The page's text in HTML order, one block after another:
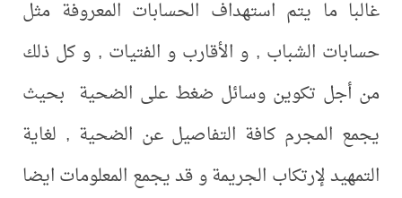
غالبا ما يتم استهداف الحسابات المعروفة مثل
حسابات الشباب , و الأقارب و الفتيات , و كل ذلك
من أجل تكوين وسائل ضغط على الضحية بحيث
يجمع المجرم كافة التفاصيل عن الضحية , لغاية
التمهيد لإرتكاب الجريمة و قد يجمع المعلومات ايضا